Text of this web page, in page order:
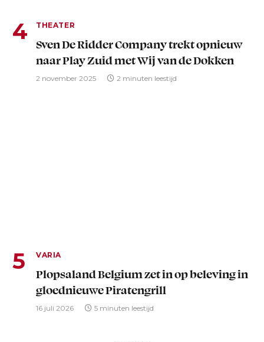
THEATER
Sven De Ridder Company trekt opnieuw
naar Play Zuid met Wij van de Dokken
2 november 2025 2 minuten leestijd
VARIA
Plopsaland Belgium zet in op beleving in
gloednieuwe Piratengrill
16 juli 2026 5 minuten leestijd